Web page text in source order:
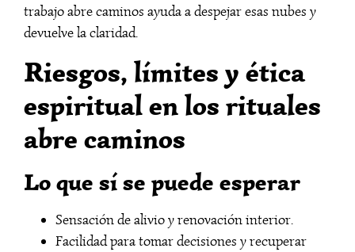
trabajo abre caminos ayuda a despejar esas nubes y
devuelve la claridad.
Riesgos, límites y ética
espiritual en los rituales
abre caminos
Lo que sí se puede esperar
Sensación de alivio y renovación interior.
Facilidad para tomar decisiones y recuperar